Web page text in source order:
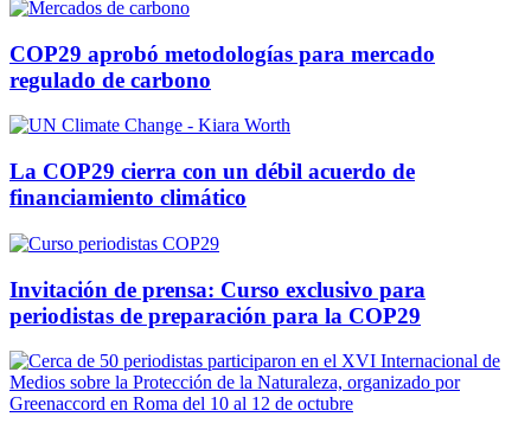
COP29 aprobó metodologías para mercado
regulado de carbono
La COP29 cierra con un débil acuerdo de
financiamiento climático
Invitación de prensa: Curso exclusivo para
periodistas de preparación para la COP29